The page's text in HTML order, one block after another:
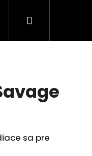
predajňa
Nákupný
sa pre